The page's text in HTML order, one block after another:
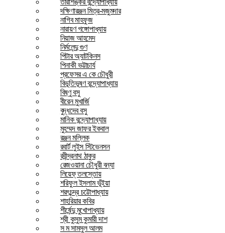
তারাশঙ্কর বন্দ্যোপাধ্যায়
দক্ষিণারঞ্জন মিত্র-মজুমদার
নাগিব মাহফুজ
নারায়ণ গঙ্গোপাধ্যায়
নিয়াজ আহমেদ
নির্মলেন্দু গুণ
পিটার অ্যাটকিনস
পিনাকী ভট্টাচার্য
প্রফেসর এ কে চৌধুরী
বিভূতিভূষণ বন্দ্যোপাধ্যায়
বিষ্ণু বসু
বীরেন মুখার্জি
বুদ্ধদেব বসু
মানিক বন্দ্যোপাধ্যায়
মুহম্মদ জাফর ইকবাল
রঞ্জন মল্লিক
রবার্ট লুইস স্টিভেনসন
রবীন্দ্রনাথ ঠাকুর
রেজওয়ানা চৌধুরী বন্যা
লিয়েফ্ তলস্তোয়
শরিফুল ইসলাম ভূঁইয়া
শরৎচন্দ্র চট্টোপাধ্যায়
শাহরিয়ার কবির
শীর্ষেন্দু মুখোপাধ্যায়
শ্রী কুসুম কুমারী দাশ
স ম সামসুল আলম